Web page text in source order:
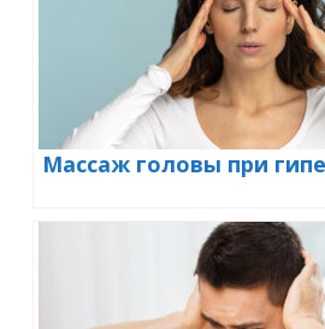
Массаж головы при